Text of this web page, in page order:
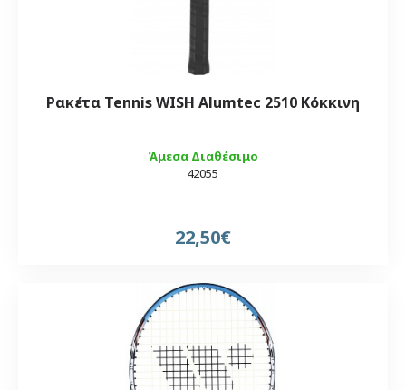
Άμεσα Διαθέσιμο
42055
Ρακέτα Tennis WISH Alumtec 2510 Κόκκινη
22,50€